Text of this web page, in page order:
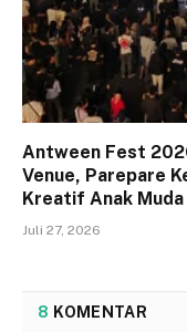
Antween Fest
Venue, Parepare
Kreatif Anak Muda
Juli 27, 2026
8 KOMENTAR